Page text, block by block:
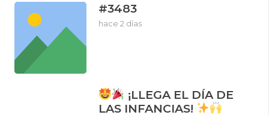
#3483
hace 2 días
¡LLEGA EL DÍA DE
LAS INFANCIAS!